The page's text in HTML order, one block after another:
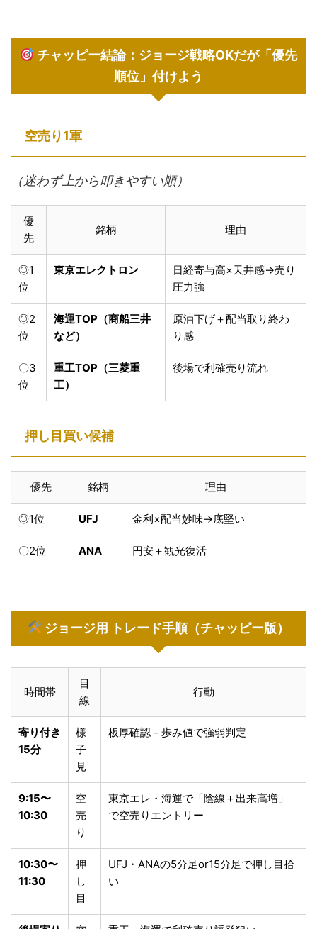
チャッピー結論：ジョージ戦略OKだが「優先
順位」付けよう
空売り1軍
（迷わず上から叩きやすい順）
優
先
銘柄 理由
◎1
位
東京エレクトロン
日経寄与高×天井感→売り
圧力強
◎2
位
海運TOP（商船三井
など）
原油下げ＋配当取り終わ
り感
〇3
位
重工TOP（三菱重
工）
後場で利確売り流れ
押し目買い候補
優先 銘柄 理由
◎1位 UFJ 金利×配当妙味→底堅い
〇2位 ANA 円安＋観光復活
ジョージ用 トレード手順（チャッピー版）
時間帯
目
線
行動
寄り付き
15分
様
子
見
板厚確認＋歩み値で強弱判定
9:15〜
10:30
空
売
り
東京エレ・海運で「陰線＋出来高増」
で空売りエントリー
10:30〜
11:30
押
し
目
UFJ・ANAの5分足or15分足で押し目拾
い